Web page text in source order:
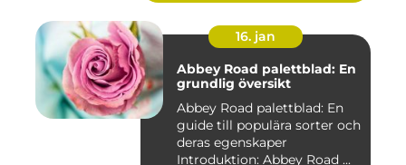
16. jan
Abbey Road palettblad: En
grundlig översikt
Abbey Road palettblad: En
guide till populära sorter och
deras egenskaper
Introduktion: Abbey Road ...